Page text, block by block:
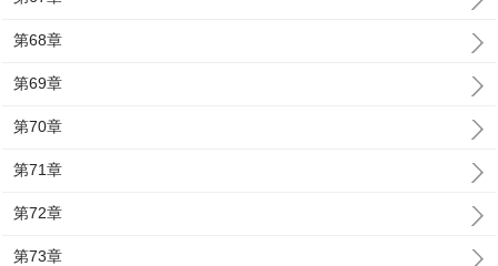
第68章
第69章
第70章
第71章
第72章
第73章